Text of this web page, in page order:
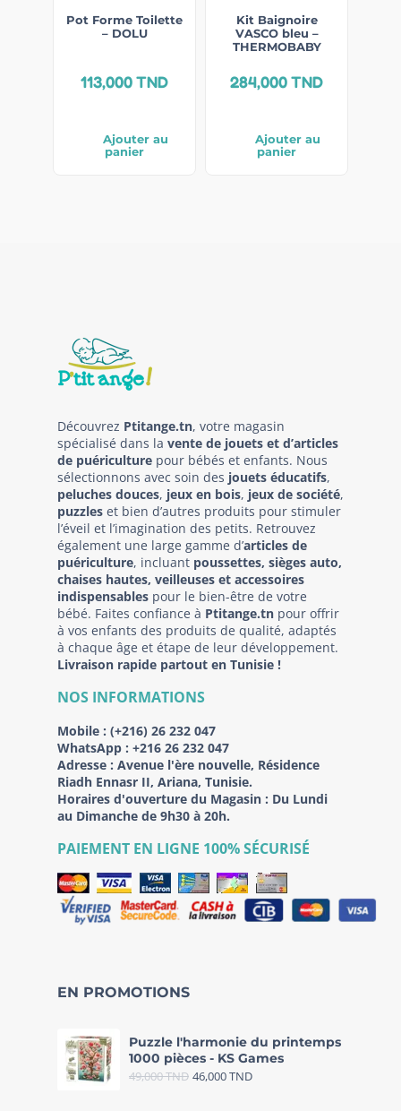
Pot Forme Toilette
– DOLU
113,000TND
Ajouter au
panier
Kit Baignoire
VASCO bleu –
THERMOBABY
284,000TND
Ajouter au
panier
Découvrez Ptitange.tn, votre magasin
spécialisé dans la vente de jouets et d’articles
de puériculture pour bébés et enfants. Nous
sélectionnons avec soin des jouets éducatifs,
peluches douces, jeux en bois, jeux de société,
puzzles et bien d’autres produits pour stimuler
l’éveil et l’imagination des petits. Retrouvez
également une large gamme d’articles de
puériculture, incluant poussettes, sièges auto,
chaises hautes, veilleuses et accessoires
indispensables pour le bien-être de votre
bébé. Faites confiance à Ptitange.tn pour offrir
à vos enfants des produits de qualité, adaptés
à chaque âge et étape de leur développement.
Livraison rapide partout en Tunisie !
NOS INFORMATIONS
Mobile : (+216) 26 232 047
WhatsApp : +216 26 232 047
Adresse : Avenue l'ère nouvelle, Résidence
Riadh Ennasr II, Ariana, Tunisie.
Horaires d'ouverture du Magasin : Du Lundi
au Dimanche de 9h30 à 20h.
PAIEMENT EN LIGNE 100% SÉCURISÉ
EN PROMOTIONS
Puzzle l'harmonie du printemps
1000 pièces - KS Games
49,000TND 46,000TND